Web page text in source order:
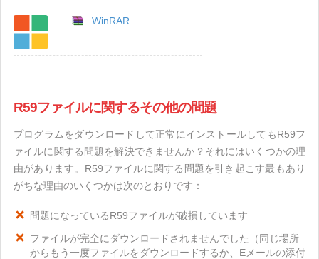
WinRAR
R59ファイルに関するその他の問題
プログラムをダウンロードして正常にインストールしてもR59フ
ァイルに関する問題を解決できませんか？それにはいくつかの理
由があります。R59ファイルに関する問題を引き起こす最もあり
がちな理由のいくつかは次のとおりです：
問題になっているR59ファイルが破損しています
ファイルが完全にダウンロードされませんでした（同じ場所
からもう一度ファイルをダウンロードするか、Eメールの添付